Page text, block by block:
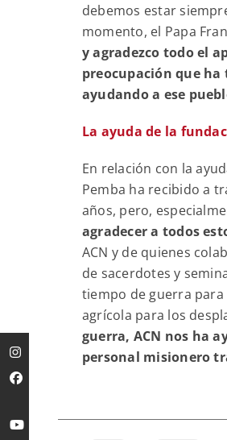
debemos estar
momento, el Papa
y agradezco todo el
preocupación que ha
ayudando a ese
La ayuda de la
En relación con la
Pemba ha recibido a
años, pero,
agradecer a todos
ACN y de quienes
de sacerdotes y
tiempo de guerra
agrícola para los
guerra, ACN nos ha
personal misionero